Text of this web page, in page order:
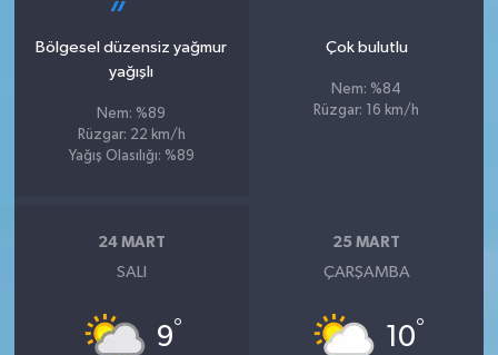
Bölgesel düzensiz yağmur
yağışlı
Nem: %89
Rüzgar: 22 km/h
Yağış Olasılığı: %89
Çok bulutlu
Nem: %84
Rüzgar: 16 km/h
24 MART
SALI
9°
25 MART
ÇARŞAMBA
10°